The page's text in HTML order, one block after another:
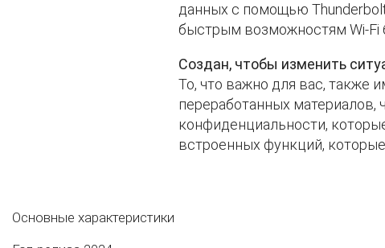
данных с помощью
быстрым возможностям Wi-Fi
Создан, чтобы изменить
То, что важно для вас, также
переработанных
конфиденциальности,
встроенных функций,
Основные характеристики